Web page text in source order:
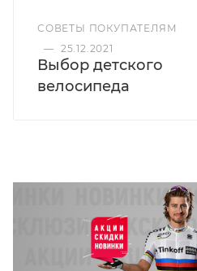
СОВЕТЫ ПОКУПАТЕЛЯМ
— 25.12.2021
Выбор детского
велосипеда